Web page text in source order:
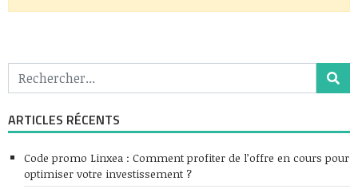
ARTICLES RÉCENTS
Code promo Linxea : Comment profiter de l’offre en cours pour
optimiser votre investissement ?